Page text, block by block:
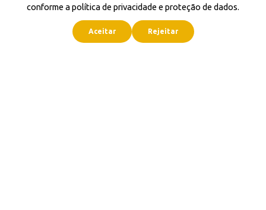
conforme a política de privacidade e proteção de dados.
Aceitar Rejeitar